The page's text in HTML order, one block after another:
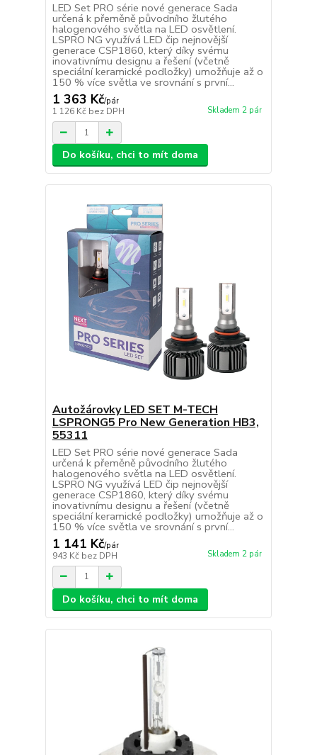
LED Set PRO série nové generace Sada
určená k přeměně původního žlutého
halogenového světla na LED osvětlení.
LSPRO NG využívá LED čip nejnovější
generace CSP1860, který díky svému
inovativnímu designu a řešení (včetně
speciální keramické podložky) umožňuje až o
150 % více světla ve srovnání s první...
1 363 Kč/pár
1 126 Kč bez DPH Skladem 2 pár
Do košíku, chci to mít doma
Autožárovky LED SET M-TECH
LSPRONG5 Pro New Generation HB3,
55311
LED Set PRO série nové generace Sada
určená k přeměně původního žlutého
halogenového světla na LED osvětlení.
LSPRO NG využívá LED čip nejnovější
generace CSP1860, který díky svému
inovativnímu designu a řešení (včetně
speciální keramické podložky) umožňuje až o
150 % více světla ve srovnání s první...
1 141 Kč/pár
943 Kč bez DPH Skladem 2 pár
Do košíku, chci to mít doma